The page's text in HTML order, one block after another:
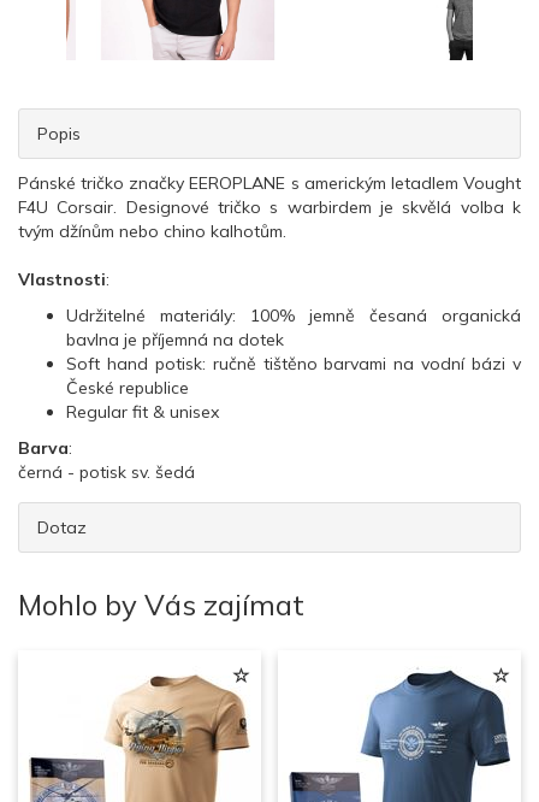
Popis
Pánské tričko značky EEROPLANE s americkým letadlem Vought
F4U Corsair. Designové tričko s warbirdem je skvělá volba k
tvým džínům nebo chino kalhotům.
Vlastnosti:
Udržitelné materiály: 100% jemně česaná organická
bavlna je příjemná na dotek
Soft hand potisk: ručně tištěno barvami na vodní bázi v
České republice
Regular fit & unisex
Barva:
černá - potisk sv. šedá
Dotaz
Mohlo by Vás zajímat